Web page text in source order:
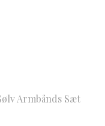
Armbånds Sæt